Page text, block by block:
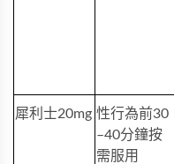
犀利士20mg 性行為前30
–40分鐘按
需服用